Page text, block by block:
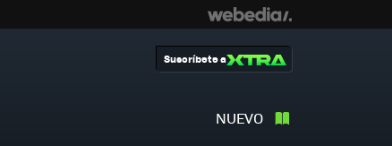
NUEVO
Suscríbete a